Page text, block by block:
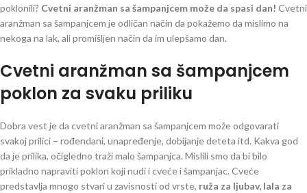
poklonili? Cvetni aranžman sa šampanjcem može da spasi dan! Cvetni
aranžman sa šampanjcem je odličan način da pokažemo da mislimo na
nekoga na lak, ali promišljen način da im ulepšamo dan.
Cvetni aranžman sa šampanjcem
poklon za svaku priliku
Dobra vest je da cvetni aranžman sa šampanjcem može odgovarati
svakoj prilici – rođendani, unapređenje, dobijanje deteta itd. Kakva god
da je prilika, očigledno traži malo šampanjca. Mislili smo da bi bilo
prikladno napraviti poklon koji nudi i cveće i šampanjac. Cveće
predstavlja mnogo stvari u zavisnosti od vrste, ruža za ljubav, lala za